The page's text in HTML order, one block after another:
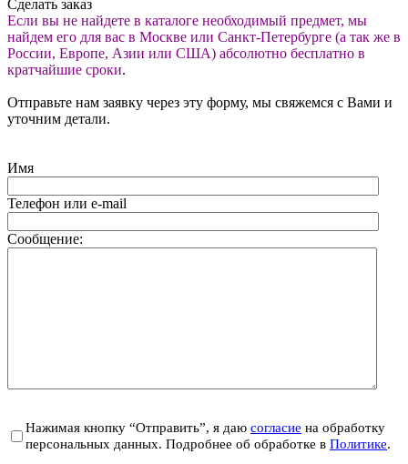
Сделать заказ
Если вы не найдете в каталоге необходимый предмет, мы
найдем его для вас в Москве или Санкт-Петербурге (а так же в
России, Европе, Азии или США) абсолютно бесплатно в
кратчайшие сроки.
Отправьте нам заявку через эту форму, мы свяжемся с Вами и
уточним детали.
Имя
Телефон или e-mail
Сообщение:
Нажимая кнопку “Отправить”, я даю согласие на обработку
персональных данных. Подробнее об обработке в Политике.